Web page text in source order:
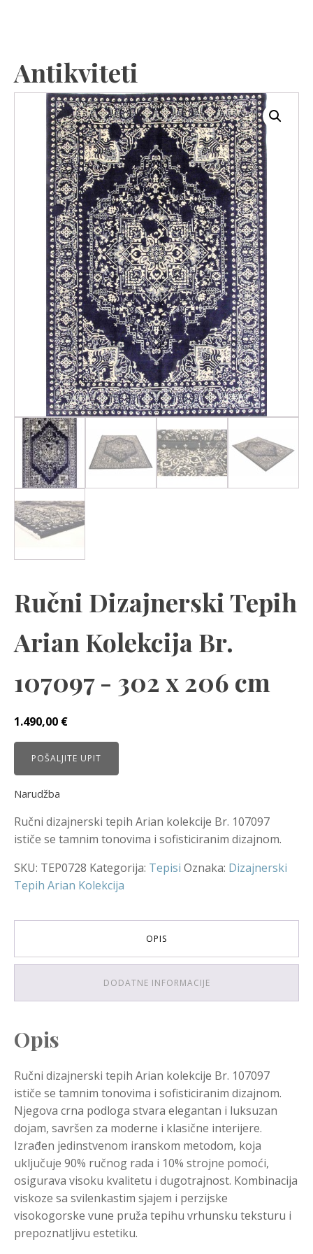
Antikviteti
Ručni Dizajnerski Tepih
Arian Kolekcija Br.
107097 - 302 x 206 cm
1.490,00 €
POŠALJITE UPIT
Narudžba
Ručni dizajnerski tepih Arian kolekcije Br. 107097
ističe se tamnim tonovima i sofisticiranim dizajnom.
SKU: TEP0728 Kategorija: Tepisi Oznaka: Dizajnerski
Tepih Arian Kolekcija
OPIS
DODATNE INFORMACIJE
Opis
Ručni dizajnerski tepih Arian kolekcije Br. 107097
ističe se tamnim tonovima i sofisticiranim dizajnom.
Njegova crna podloga stvara elegantan i luksuzan
dojam, savršen za moderne i klasične interijere.
Izrađen jedinstvenom iranskom metodom, koja
uključuje 90% ručnog rada i 10% strojne pomoći,
osigurava visoku kvalitetu i dugotrajnost. Kombinacija
viskoze sa svilenkastim sjajem i perzijske
visokogorske vune pruža tepihu vrhunsku teksturu i
prepoznatljivu estetiku.